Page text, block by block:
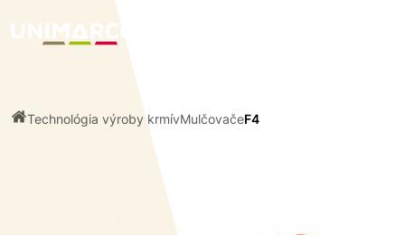
Technológia výroby krmívMulčovačeF4